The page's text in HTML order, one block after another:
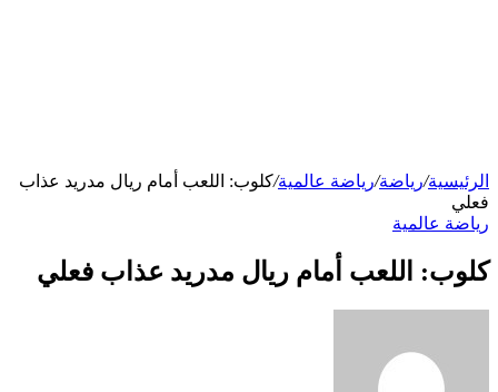
الرئيسية/رياضة/رياضة عالمية/كلوب: اللعب أمام ريال مدريد عذاب
فعلي
رياضة عالمية
كلوب: اللعب أمام ريال مدريد عذاب فعلي